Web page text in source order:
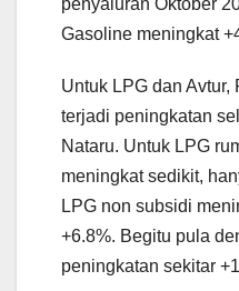
Gasoline meningkat
Untuk LPG dan Avtur,
terjadi peningkatan
Nataru. Untuk LPG
meningkat sedikit,
LPG non subsidi
+6.8%. Begitu pula
peningkatan sekitar